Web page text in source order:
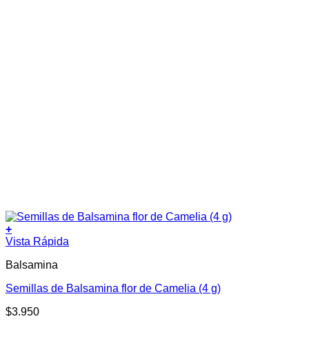
+
Vista Rápida
Balsamina
Semillas de Balsamina flor de Camelia (4 g)
$3.950